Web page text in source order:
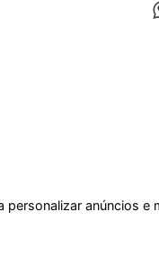
personalizar anúncios